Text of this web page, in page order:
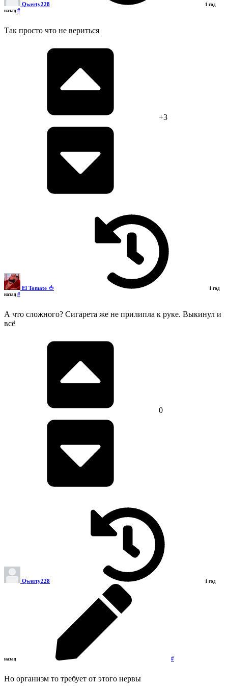
Qwerty228
1 год
назад #
Так просто что не вериться
+3
El Tomate 🍅
1 год
назад #
А что сложного? Сигарета же не прилипла к руке. Выкинул и
всё
0
Qwerty228 1 год
назад #
Но организм то требует от этого нервы